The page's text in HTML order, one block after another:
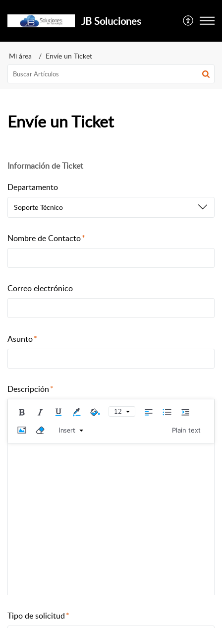
JB Soluciones
Mi área Envíe un Ticket
Envíe un Ticket
Información de Ticket
Departamento
Soporte Técnico
Nombre de Contacto
Correo electrónico
Asunto
Descripción
12
Insert Plain text
Tipo de solicitud